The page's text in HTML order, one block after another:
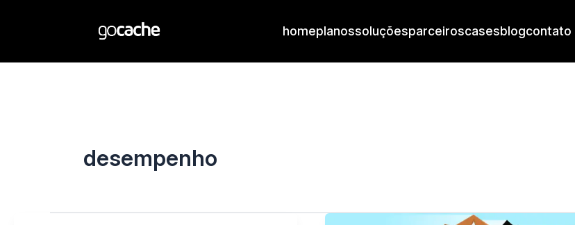
homeplanossoluçõesparceiroscasesblogcontato
desempenho